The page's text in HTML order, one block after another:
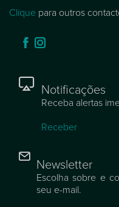
Clique para outros
Notificações
Receba alertas
Receber
Newsletter
Escolha sobre e
seu e-mail.